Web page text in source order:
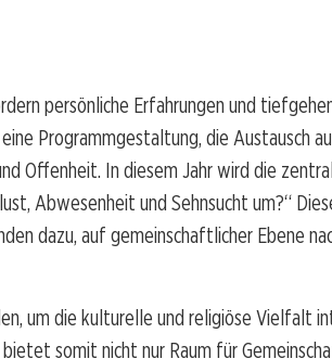
persönliche Erfahrungen und
Programmgestaltung, die Austausch
Offenheit. In diesem Jahr wird die
Abwesenheit und Sehnsucht um?“
dazu, auf gemeinschaftlicher Ebene
um die kulturelle und religiöse Vielfalt
somit nicht nur Raum für